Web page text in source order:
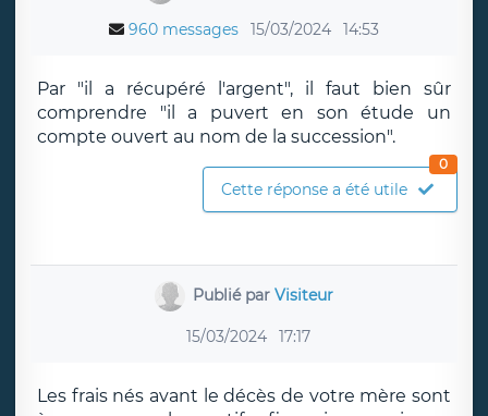
960 messages 15/03/2024 14:53
Par "il a récupéré l'argent", il faut bien sûr
comprendre "il a puvert en son étude un
compte ouvert au nom de la succession".
Cette réponse a été utile
0
Publié parVisiteur
15/03/2024 17:17
Les frais nés avant le décès de votre mère sont